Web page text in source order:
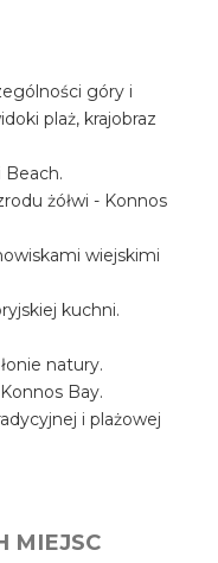
góry i
plaż, krajobraz
Beach.
żółwi - Konnos
wiejskimi
kuchni.
natury.
Bay.
i plażowej
MIEJSC